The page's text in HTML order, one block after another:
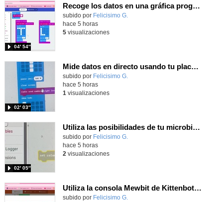
Recoge los datos en una gráfica programando tu placa microbit con MakeCode y conoce la Tª y nivel de luz en este eclipse
Contenido educativo.
subido por Felicisimo G.
04′ 54″
hace 5 horas
5visualizaciones
Mide datos en directo usando tu placa microbit y programando con MakeCode dos placas conectadas por radio
Contenido educativo.
subido por Felicisimo G.
02′ 03″
hace 5 horas
1 visualizaciones
Utiliza las posibilidades de tu microbit programando com MakeCode para medir temperatura y nivel de luz con Datalogger
Contenido educativo.
subido por Felicisimo G.
02′ 05″
hace 5 horas
2 visualizaciones
Utiliza la consola Mewbit de Kittenbot para llevar tus juegos arcade de MakeCode a tu mano
Contenido educativo.
subido por Felicisimo G.